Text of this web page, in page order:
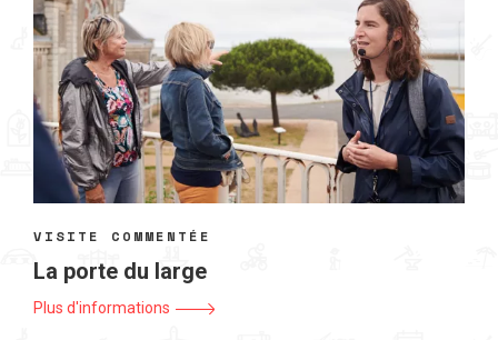
VISITE COMMENTÉE
La porte du large
Plus d'informations